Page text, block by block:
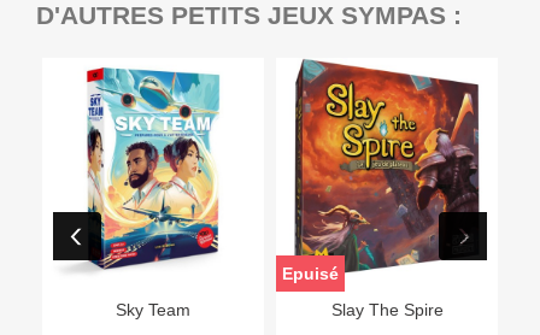
D'AUTRES PETITS JEUX SYMPAS :
Sky Team Slay The Spire
Epuisé